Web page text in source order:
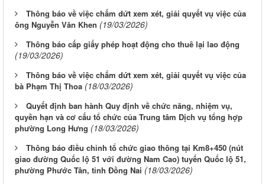
Thông báo về việc chấm dứt xem xét, giải quyết vụ việc của
ông Nguyễn Văn Khen (19/03/2026)
Thông báo cấp giấy phép hoạt động cho thuê lại lao động
(19/03/2026)
Thông báo về việc chấm dứt xem xét, giải quyết vụ việc của
bà Phạm Thị Thoa (18/03/2026)
Quyết định ban hành Quy định về chức năng, nhiệm vụ,
quyền hạn và cơ cấu tổ chức của Trung tâm Dịch vụ tổng hợp
phường Long Hưng (18/03/2026)
Thông báo điều chỉnh tổ chức giao thông tại Km8+450 (nút
giao đường Quốc lộ 51 với đường Nam Cao) tuyến Quốc lộ 51,
phường Phước Tân, tỉnh Đồng Nai (18/03/2026)